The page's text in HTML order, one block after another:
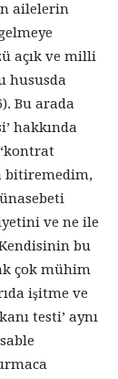
ailelerin
açık ve milli
hususda
Bu arada
hakkında
bitiremedim,
ve ne ile
bu
çok mühim
işitme ve
testi’ aynı